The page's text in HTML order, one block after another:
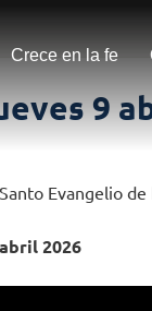
Crece en la fe
9
Evangelio
2026